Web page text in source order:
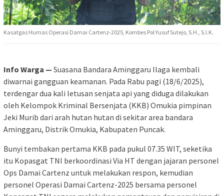
Kasatgas Humas Operasi Damai Cartenz-2025, Kombes Pol Yusuf Sutejo, S.H., S.I.K.
Info Warga — Suasana Bandara Aminggaru Ilaga kembali
diwarnai gangguan keamanan. Pada Rabu pagi (18/6/2025),
terdengar dua kali letusan senjata api yang diduga dilakukan
oleh Kelompok Kriminal Bersenjata (KKB) Omukia pimpinan
Jeki Murib dari arah hutan hutan di sekitar area bandara
Aminggaru, Distrik Omukia, Kabupaten Puncak.
Bunyi tembakan pertama KKB pada pukul 07.35 WIT, seketika
itu Kopasgat TNI berkoordinasi Via HT dengan jajaran personel
Ops Damai Cartenz untuk melakukan respon, kemudian
personel Operasi Damai Cartenz-2025 bersama personel